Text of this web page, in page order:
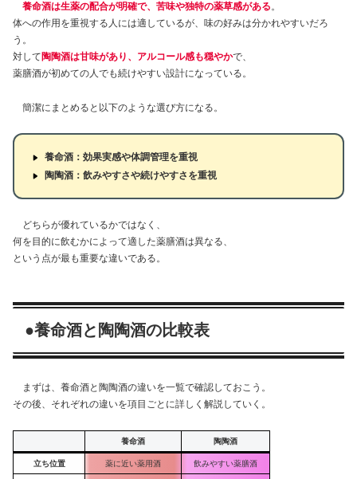
養命酒は生薬の配合が明確で、苦味や独特の薬草感がある。
体への作用を重視する人には適しているが、味の好みは分かれやすいだろ
う。
対して 陶陶酒は甘味があり、アルコール感も穏やかで、
薬膳酒が初めての人でも続けやすい設計になっている。
簡潔にまとめると以下のような選び方になる。
養命酒：効果実感や体調管理を重視
陶陶酒：飲みやすさや続けやすさを重視
どちらが優れているかではなく、
何を目的に飲むかによって適した薬膳酒は異なる、
という点が最も重要な違いである。
●養命酒と陶陶酒の比較表
まずは、養命酒と陶陶酒の違いを一覧で確認しておこう。
その後、それぞれの違いを項目ごとに詳しく解説していく。
養命酒 陶陶酒
立ち位置 薬に近い薬用酒 飲みやすい薬膳酒